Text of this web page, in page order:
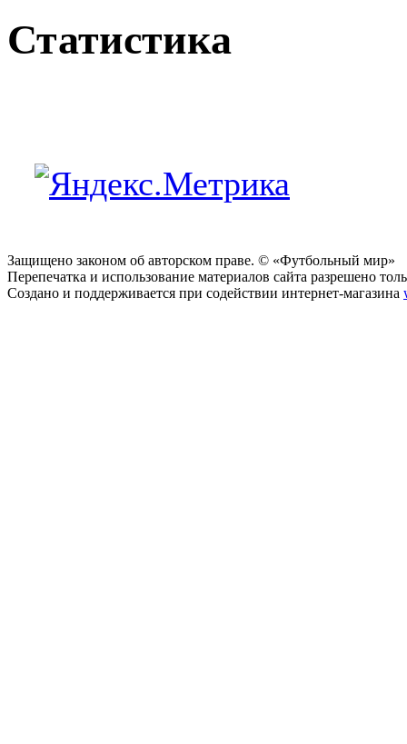
Статистика
Защищено законом об авторском праве. © «Футбольный мир»
Перепечатка и использование материалов сайта разрешено
Создано и поддерживается при содействии интернет-магазина